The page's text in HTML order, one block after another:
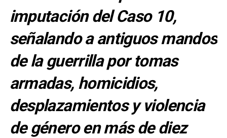
imputación del Caso 10,
señalando a antiguos mandos
de la guerrilla por tomas
armadas, homicidios,
desplazamientos y violencia
de género en más de diez